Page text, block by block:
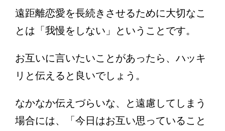
遠距離恋愛を長続きさせるために大切なこ
とは「我慢をしない」ということです。
お互いに言いたいことがあったら、ハッキ
リと伝えると良いでしょう。
なかなか伝えづらいな、と遠慮してしまう
場合には、「今日はお互い思っていること